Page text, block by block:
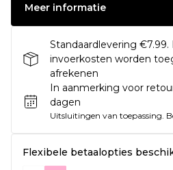
Meer informatie
Standaardlevering €7.99.
invoerkosten worden
afrekenen
In aanmerking voor
dagen
Uitsluitingen van toepassing.
Flexibele betaalopties